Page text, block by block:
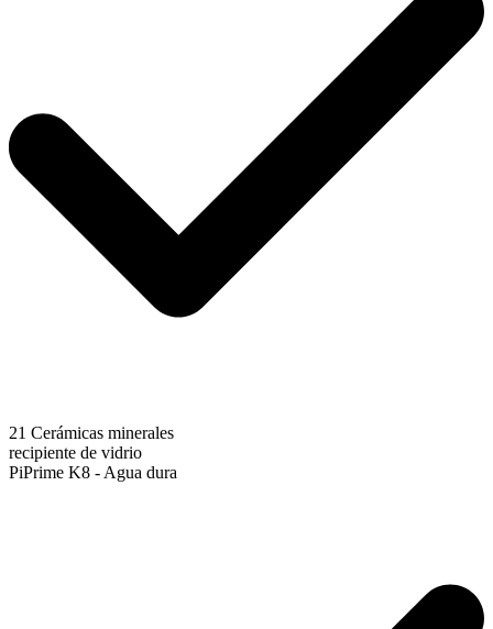
21 Cerámicas minerales
recipiente de vidrio
PiPrime K8 - Agua dura